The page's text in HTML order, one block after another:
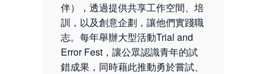
伴），透過提供共享工作空間、培
訓，以及創意企劃，讓他們實踐職
志。每年舉辦大型活動Trial and
Error Fest，讓公眾認識青年的試
錯成果，同時藉此推動勇於嘗試、